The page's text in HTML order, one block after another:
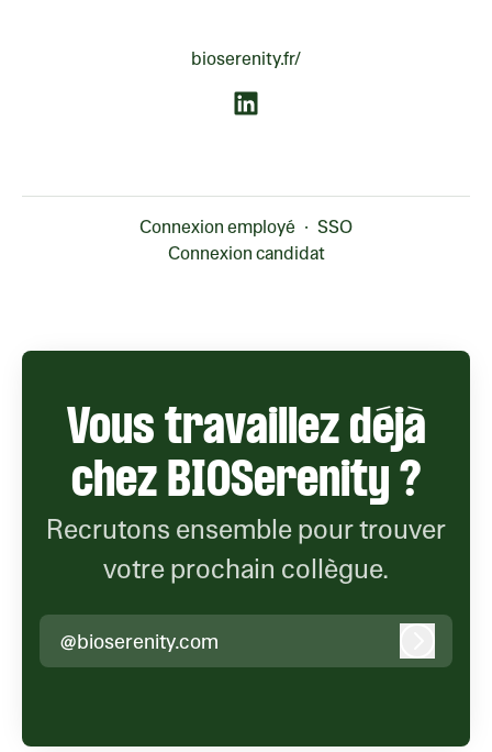
bioserenity.fr/
Connexion employé · SSO
Connexion candidat
Vous travaillez déjà
chez BIOSerenity ?
Recrutons ensemble pour trouver
votre prochain collègue.
@bioserenity.com